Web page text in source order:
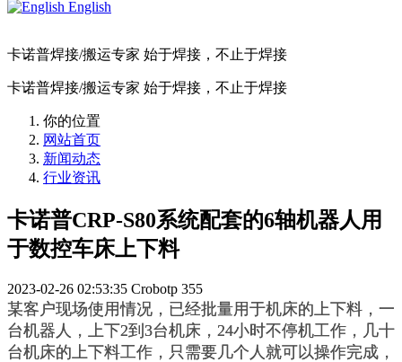
English
卡诺普焊接/搬运专家 始于焊接，不止于焊接
卡诺普焊接/搬运专家 始于焊接，不止于焊接
你的位置
网站首页
新闻动态
行业资讯
卡诺普CRP-S80系统配套的6轴机器人用
于数控车床上下料
2023-02-26 02:53:35 Crobotp 355
某客户现场使用情况，已经批量用于机床的上下料，一
台机器人，上下2到3台机床，24小时不停机工作，几十
台机床的上下料工作，只需要几个人就可以操作完成，